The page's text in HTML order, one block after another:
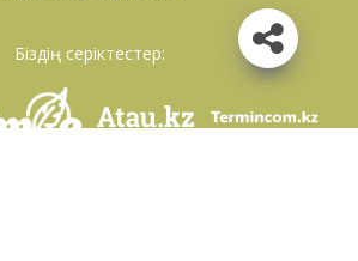
Біздің серіктестер: